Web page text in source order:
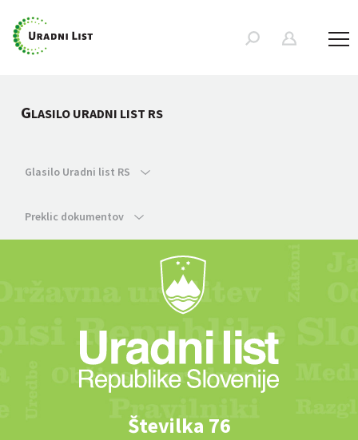
GLASILO URADNI LIST RS
Glasilo Uradni list RS
Preklic dokumentov
Številka 76